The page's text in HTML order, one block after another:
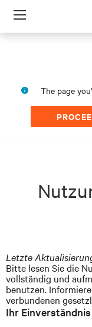
Menu
The page
Letzte
Bitte lesen Sie die
vollständig und
benutzen.
verbundenen
Ihr